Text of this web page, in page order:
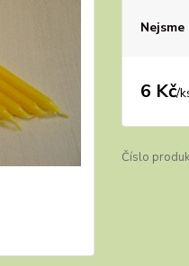
6 Kč/
Číslo